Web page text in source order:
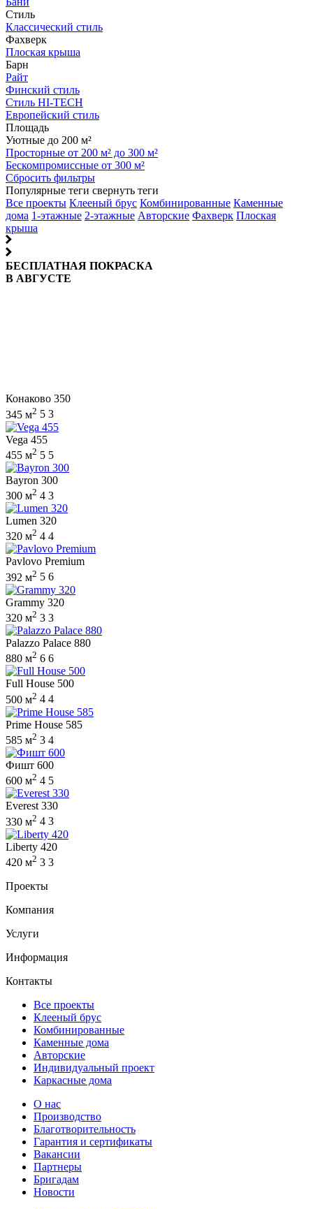
Стиль
Классический стиль
Фахверк
Плоская крыша
Барн
Райт
Финский стиль
Стиль HI-TECH
Европейский стиль
Площадь
Уютные до 200 м²
Просторные от 200 м² до 300 м²
Бескомпромиссные от 300 м²
Сбросить фильтры
Популярные теги свернуть теги
Все проекты Клееный брус Комбинированные Каменные
дома 1-этажные 2-этажные Авторские Фахверк Плоская
крыша
БЕСПЛАТНАЯ ПОКРАСКА
В АВГУСТЕ
Конаково 350
345 м2 5 3
Vega 455
455 м2 5 5
Bayron 300
300 м2 4 3
Lumen 320
320 м2 4 4
Pavlovo Premium
392 м2 5 6
Grammy 320
320 м2 3 3
Palazzo Palace 880
880 м2 6 6
Full House 500
500 м2 4 4
Prime House 585
585 м2 3 4
Фишт 600
600 м2 4 5
Everest 330
330 м2 4 3
Liberty 420
420 м2 3 3
Проекты
Компания
Услуги
Информация
Контакты
Все проекты
Клееный брус
Комбинированные
Каменные дома
Авторские
Индивидуальный проект
Каркасные дома
О нас
Производство
Благотворительность
Гарантия и сертификаты
Вакансии
Партнеры
Бригадам
Новости